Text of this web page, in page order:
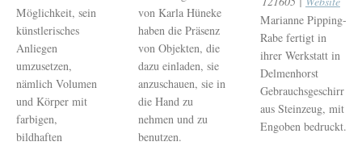
Möglichkeit, sein
künstlerisches
Anliegen
umzusetzen,
nämlich Volumen
und Körper mit
farbigen,
bildhaften
von Karla Hüneke
haben die Präsenz
von Objekten, die
dazu einladen, sie
anzuschauen, sie in
die Hand zu
nehmen und zu
benutzen.
Marianne Pipping-
Rabe fertigt in
ihrer Werkstatt in
Delmenhorst
Gebrauchsgeschirr
aus Steinzeug, mit
Engoben bedruckt.